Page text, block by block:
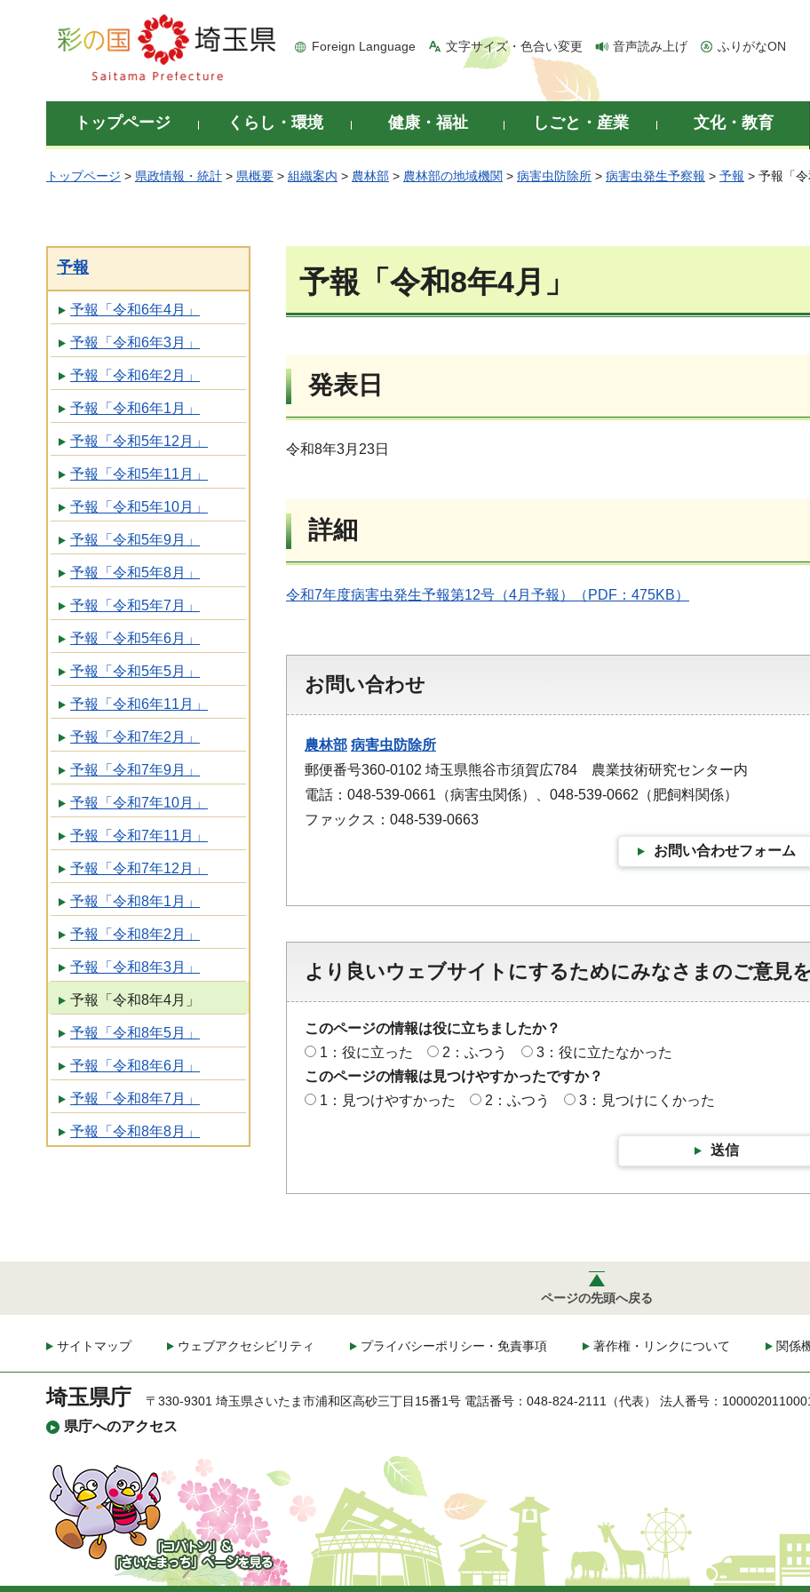
彩の国 埼玉県
Foreign Language 文字サイズ・色合い変更 音声読み上げ ふりがなON
トップページ くらし・環境 健康・福祉 しごと・産業 文化・教育
トップページ > 県政情報・統計 > 県概要 > 組織案内 > 農林部 > 農林部の地域機関 > 病害虫防除所 > 病害虫発生予察報 > 予報 > 予報「令
予報
予報「令和6年4月」
予報「令和6年3月」
予報「令和6年2月」
予報「令和6年1月」
予報「令和5年12月」
予報「令和5年11月」
予報「令和5年10月」
予報「令和5年9月」
予報「令和5年8月」
予報「令和5年7月」
予報「令和5年6月」
予報「令和5年5月」
予報「令和6年11月」
予報「令和7年2月」
予報「令和7年9月」
予報「令和7年10月」
予報「令和7年11月」
予報「令和7年12月」
予報「令和8年1月」
予報「令和8年2月」
予報「令和8年3月」
予報「令和8年4月」
予報「令和8年5月」
予報「令和8年6月」
予報「令和8年7月」
予報「令和8年8月」
予報「令和8年4月」
発表日
令和8年3月23日
詳細
令和7年度病害虫発生予報第12号（4月予報）（PDF：475KB）
お問い合わせ
農林部 病害虫防除所
郵便番号360-0102 埼玉県熊谷市須賀広784 農業技術研究センター内
電話：048-539-0661（病害虫関係）、048-539-0662（肥飼料関係）
ファックス：048-539-0663
お問い合わせフォーム
より良いウェブサイトにするためにみなさまのご意見
このページの情報は役に立ちましたか？
1：役に立った
2：ふつう
3：役に立たなかった
このページの情報は見つけやすかったですか？
1：見つけやすかった
2：ふつう 3：見つけにくかった
送信
ページの先頭へ戻る
サイトマップ ウェブアクセシビリティ プライバシーポリシー・免責事項 著作権・リンクについて 関係
埼玉県庁
県庁へのアクセス
〒330-9301 埼玉県さいたま市浦和区高砂三丁目15番1号 電話番号：048-824-2111（代表） 法人番号：
「コバトン」&「さいた
まっち」